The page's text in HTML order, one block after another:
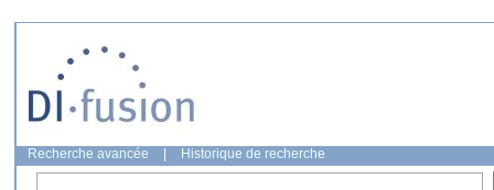
Recherche avancée Historique de recherche